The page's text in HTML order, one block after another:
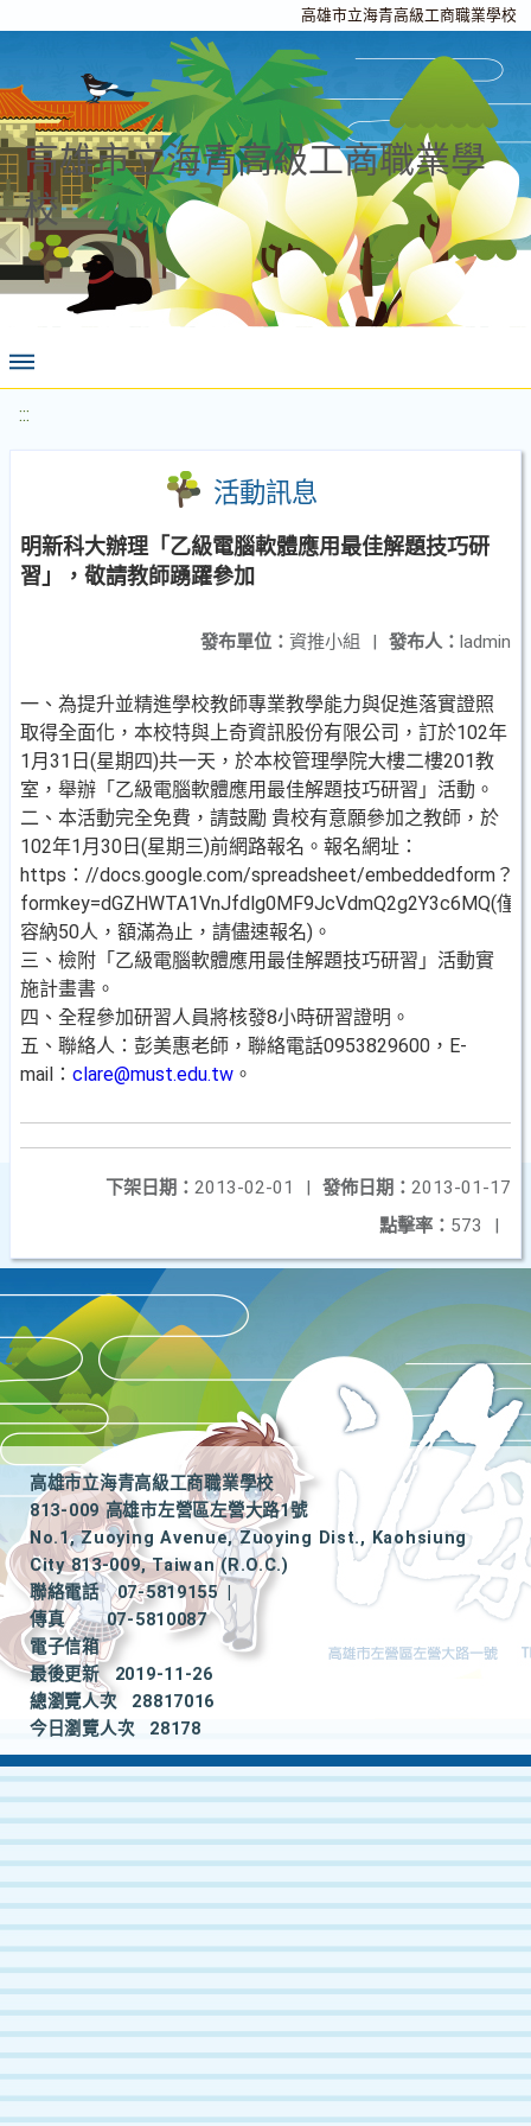
高雄市立海青高級工商職業學校
高雄市立海青高級工商職業學
校
:::
活動訊息
明新科大辦理「乙級電腦軟體應用最佳解題技巧研
習」，敬請教師踴躍參加
發布人： ladmin
發布單位： 資推小組 |
一、為提升並精進學校教師專業教學能力與促進落實證照
取得全面化，本校特與上奇資訊股份有限公司，訂於102年
1月31日(星期四)共一天，於本校管理學院大樓二樓201教
室，舉辦「乙級電腦軟體應用最佳解題技巧研習」活動。
二、本活動完全免費，請鼓勵 貴校有意願參加之教師，於
102年1月30日(星期三)前網路報名。報名網址：
https：//docs.google.com/spreadsheet/embeddedform？
formkey=dGZHWTA1VnJfdlg0MF9JcVdmQ2g2Y3c6MQ(僅
容納50人，額滿為止，請儘速報名)。
三、檢附「乙級電腦軟體應用最佳解題技巧研習」活動實
施計畫書。
四、全程參加研習人員將核發8小時研習證明。
五、聯絡人：彭美惠老師，聯絡電話0953829600，E-
mail： clare@must.edu.tw 。
發佈日期： 2013-01-17
下架日期： 2013-02-01
|
點擊率： 573 |
高雄市立海青高級工商職業學校
813-009 高雄市左營區左營大路1號
No.1, Zuoying Avenue, Zuoying Dist., Kaohsiung
City 813-009, Taiwan (R.O.C.)
聯絡電話
07-5819155
|
傳真
07-5810087
電子信箱
最後更新
2019-11-26
總瀏覽人次
28817016
今日瀏覽人次
28178